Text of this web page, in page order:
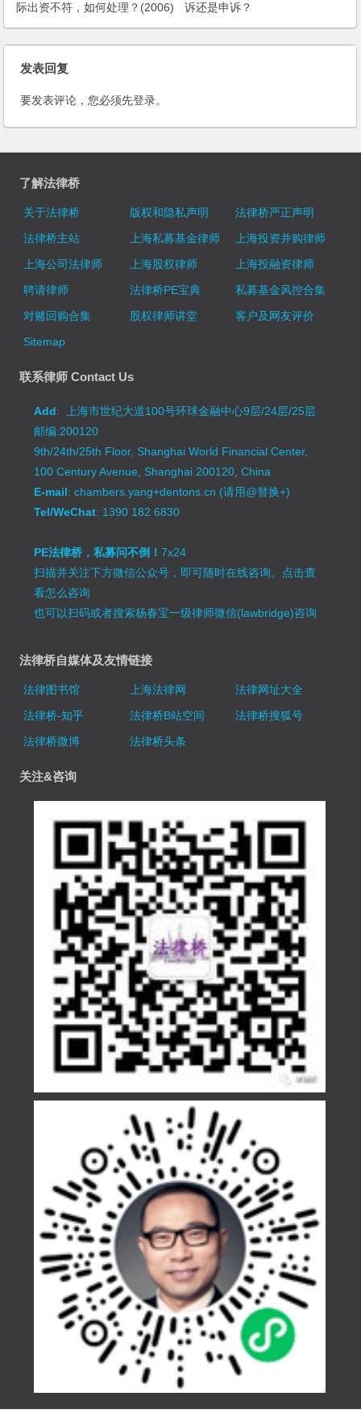
际出资不符，如何处理？(2006)
诉还是申诉？
发表回复
要发表评论，您必须先登录。
了解法律桥
关于法律桥 版权和隐私声明
法律桥严正声明
法律桥主站
上海私募基金律师
上海投资并购律师
上海公司法律师
上海股权律师
上海投融资律师
聘请律师
法律桥PE宝典
私募基金风控合集
对赌回购合集
股权律师讲堂
客户及网友评价
Sitemap
联系律师 Contact Us
Add: 上海市世纪大道100号环球金融中心9层/24层/25层
邮编:200120
9th/24th/25th Floor, Shanghai World Financial Center,
100 Century Avenue, Shanghai 200120, China
E-mail: chambers.yang+dentons.cn (请用@替换+)
Tel/WeChat: 1390 182 6830
PE法律桥，私募问不倒！7x24
扫描并关注下方微信公众号，即可随时在线咨询。 点击查
看怎么咨询
也可以扫码或者搜索杨春宝一级律师微信(lawbridge)咨询
法律桥自媒体及友情链接
法律图书馆 上海法律网
法律网址大全
法律桥-知乎
法律桥B站空间
法律桥搜狐号
法律桥微博
法律桥头条
关注&咨询